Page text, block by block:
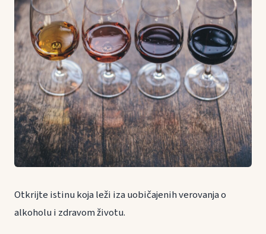
Otkrijte istinu koja leži iza uobičajenih verovanja o
alkoholu i zdravom životu.